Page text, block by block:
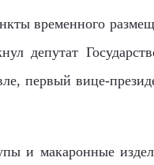
временного
депутат
первый вице-
и макаронные